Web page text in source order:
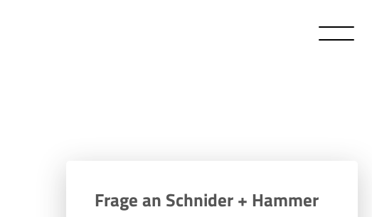
Frage an Schnider + Hammer